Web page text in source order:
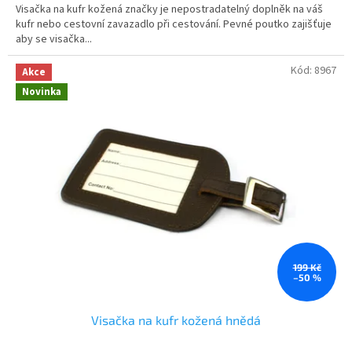
Visačka na kufr kožená značky je nepostradatelný doplněk na váš
kufr nebo cestovní zavazadlo při cestování. Pevné poutko zajišťuje
aby se visačka...
Akce
Novinka
199 Kč
–50 %
Visačka na kufr kožená hnědá
Kód: 8967